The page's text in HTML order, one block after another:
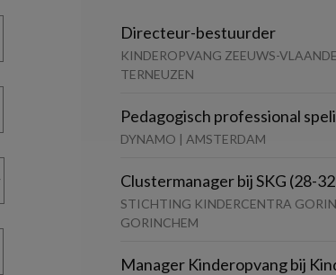
Directeur-bestuurder
KINDEROPVANG ZEEUWS-
TERNEUZEN
Pedagogisch professional
DYNAMO | AMSTERDAM
Clustermanager bij SKG (28-
STICHTING KINDERCENTRA
GORINCHEM
Manager Kinderopvang bij